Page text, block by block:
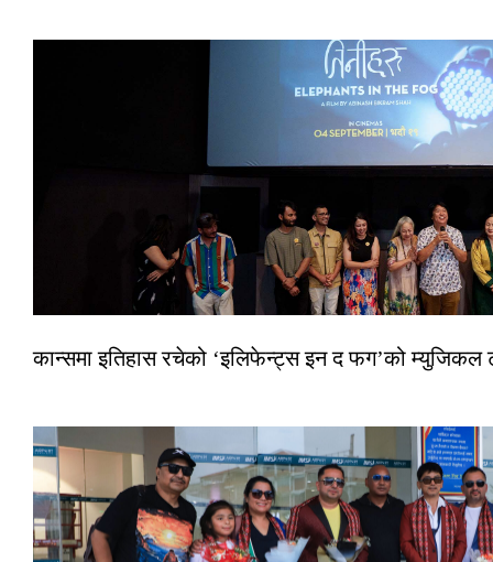
कान्समा इतिहास रचेको ‘इलिफेन्ट्स इन द फग’को म्युजिकल